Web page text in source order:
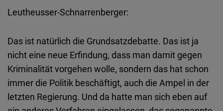
Leutheusser-Schnarrenberger:
Das ist natürlich die Grundsatzdebatte. Das ist ja
nicht eine neue Erfindung, dass man damit gegen
Kriminalität vorgehen wolle, sondern das hat schon
immer die Politik beschäftigt, auch die Ampel in der
letzten Regierung. Und da hatte man sich eben auf